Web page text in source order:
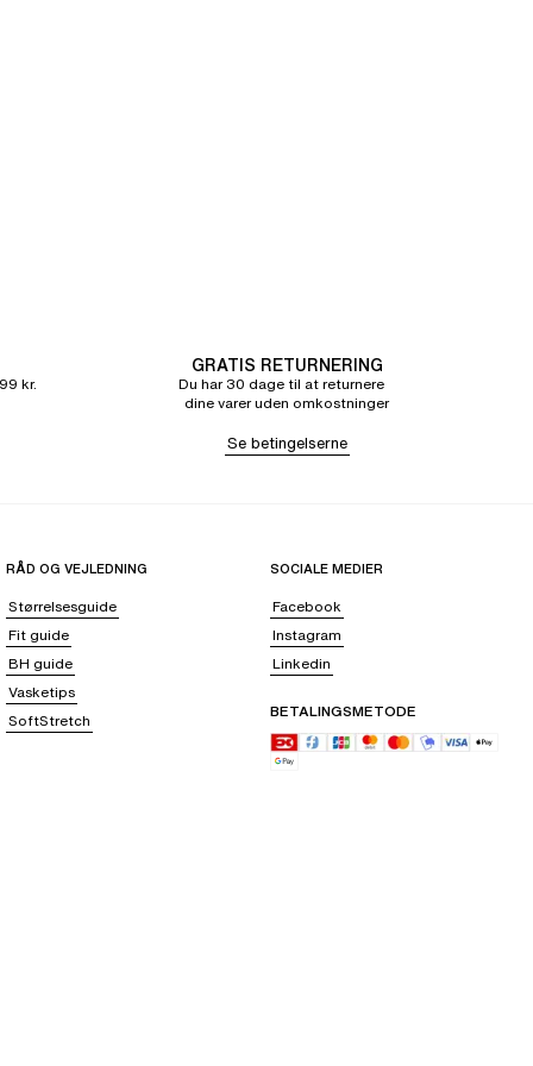
kr.
GRATIS RETURNERING
Du har 30 dage til at returnere
dine varer uden omkostninger
Se betingelserne
RÅD OG VEJLEDNING
Størrelsesguide
Fit guide
BH guide
Vasketips
SoftStretch
SOCIALE MEDIER
Facebook
Instagram
Linkedin
BETALINGSMETODE